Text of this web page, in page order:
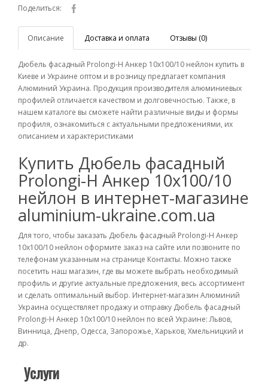
Поделиться:
Описание Доставка и оплата Отзывы (0)
Дюбель фасадный Prolongi-H Анкер 10х100/10 нейлон купить в
Киеве и Украине оптом и в розницу предлагает компания
Алюминий Украина. Продукция производителя алюминиевых
профилей отличается качеством и долговечностью. Также, в
нашем каталоге вы сможете найти различные виды и формы
профиля, ознакомиться с актуальными предложениями, их
описанием и характеристиками
Купить Дюбель фасадный
Prolongi-H Анкер 10х100/10
нейлон в интернет-магазине
aluminium-ukraine.com.ua
Для того, чтобы заказать Дюбель фасадный Prolongi-H Анкер
10х100/10 нейлон оформите заказ на сайте или позвоните по
телефонам указанным на странице Контакты. Можно также
посетить наш магазин, где вы можете выбрать необходимый
профиль и другие актуальные предложения, весь ассортимент
и сделать оптимальный выбор. Интернет-магазин Алюминий
Украина осуществляет продажу и отправку Дюбель фасадный
Prolongi-H Анкер 10х100/10 нейлон по всей Украине: Львов,
Винница, Днепр, Одесса, Запорожье, Харьков, Хмельницкий и
др.
Услуги